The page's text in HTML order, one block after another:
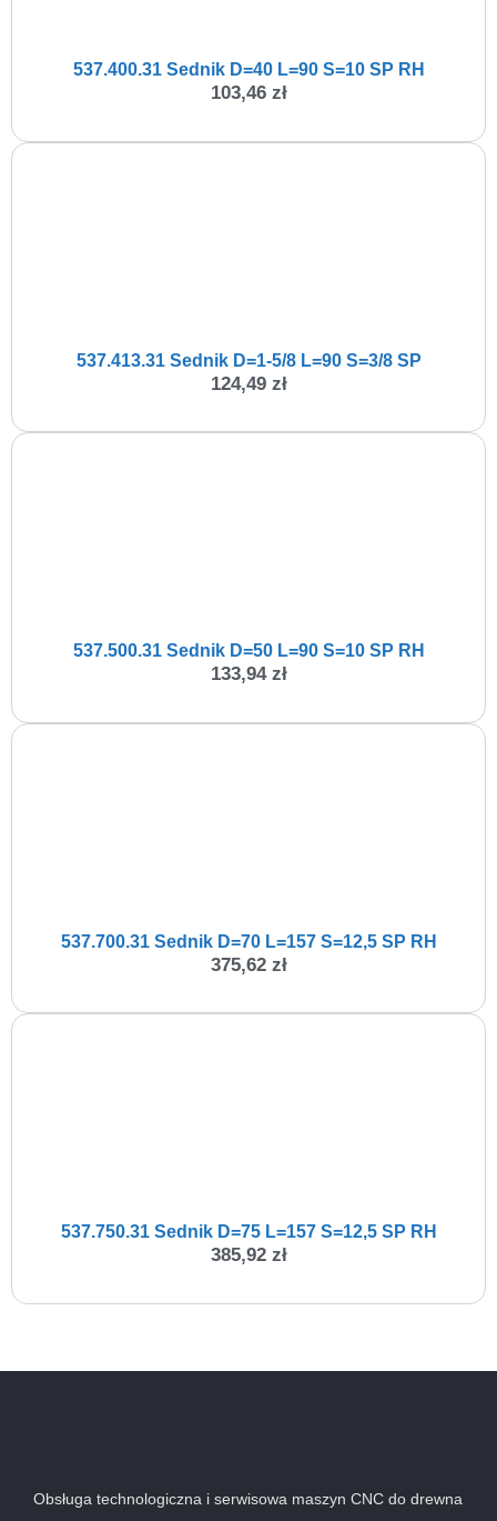
537.400.31 Sednik D=40 L=90 S=10 SP RH
103,46 zł
537.413.31 Sednik D=1-5/8 L=90 S=3/8 SP
124,49 zł
537.500.31 Sednik D=50 L=90 S=10 SP RH
133,94 zł
537.700.31 Sednik D=70 L=157 S=12,5 SP RH
375,62 zł
537.750.31 Sednik D=75 L=157 S=12,5 SP RH
385,92 zł
Obsługa technologiczna i serwisowa maszyn CNC do drewna